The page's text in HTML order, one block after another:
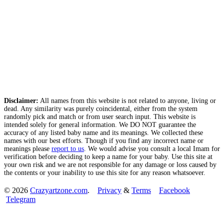
Disclaimer: All names from this website is not related to anyone, living or
dead. Any similarity was purely coincidental, either from the system
randomly pick and match or from user search input. This website is
intended solely for general information. We DO NOT guarantee the
accuracy of any listed baby name and its meanings. We collected these
names with our best efforts. Though if you find any incorrect name or
meanings please report to us . We would advise you consult a local Imam for
verification before deciding to keep a name for your baby. Use this site at
your own risk and we are not responsible for any damage or loss caused by
the contents or your inability to use this site for any reason whatsoever.
© 2026 Crazyartzone.com. Privacy & Terms
Facebook
Telegram